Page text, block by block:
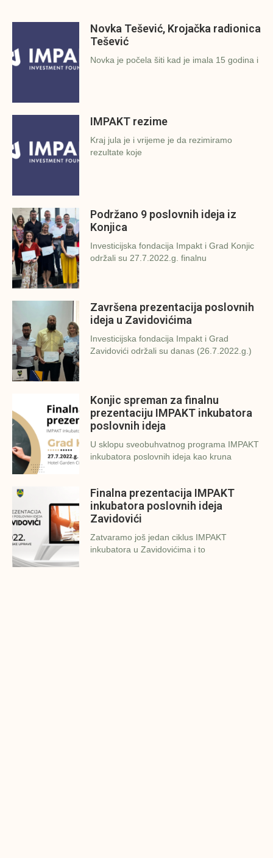
Novka Tešević, Krojačka radionica
Tešević
Novka je počela šiti kad je imala 15 godina i
IMPAKT rezime
Kraj jula je i vrijeme je da rezimiramo
rezultate koje
Podržano 9 poslovnih ideja iz
Konjica
Investicijska fondacija Impakt i Grad Konjic
održali su 27.7.2022.g. finalnu
Završena prezentacija poslovnih
ideja u Zavidovićima
Investicijska fondacija Impakt i Grad
Zavidovići održali su danas (26.7.2022.g.)
Konjic spreman za finalnu
prezentaciju IMPAKT inkubatora
poslovnih ideja
U sklopu sveobuhvatnog programa IMPAKT
inkubatora poslovnih ideja kao kruna
Finalna prezentacija IMPAKT
inkubatora poslovnih ideja
Zavidovići
Zatvaramo još jedan ciklus IMPAKT
inkubatora u Zavidovićima i to